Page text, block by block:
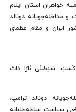
خواهران استان ایلام
مداخله‌جویانه دونالد
ایران و مقام عظمای
سَیَصْلَی نَارًا ذَاتَ
دونالد ترامپ،
سیاست سلطه‌طلبانه